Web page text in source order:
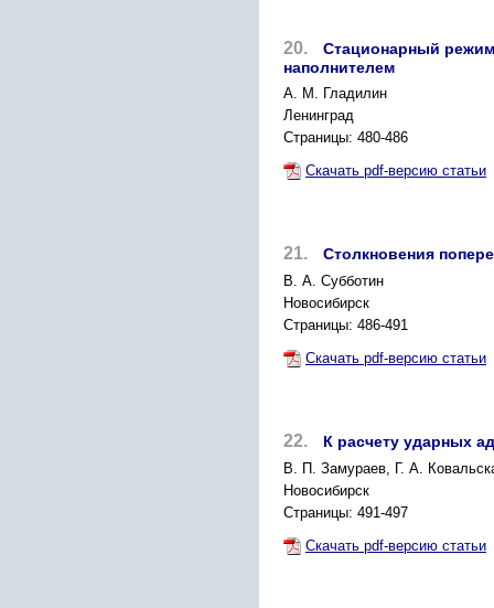
20.
Стационарный
наполнителем
A. М. Гладилин
Ленинград
Страницы: 480-486
Скачать pdf-версию статьи
21. Столкновения
B. А. Субботин
Новосибирск
Страницы: 486-491
Скачать pdf-версию статьи
22. К расчету ударных
В. П. Замураев, Г. А.
Новосибирск
Страницы: 491-497
Скачать pdf-версию статьи